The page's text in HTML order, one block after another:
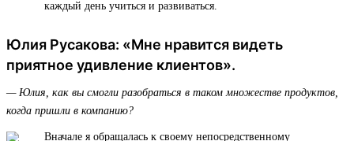
каждый день учиться и развиваться.
Юлия Русакова: «Мне нравится видеть
приятное удивление клиентов».
— Юлия, как вы смогли разобраться в таком множестве продуктов,
когда пришли в компанию?
Вначале я обращалась к своему непосредственному